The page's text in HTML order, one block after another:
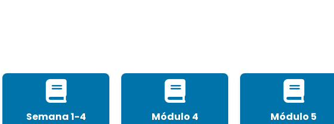
Semana 1-4 Módulo 4 Módulo 5